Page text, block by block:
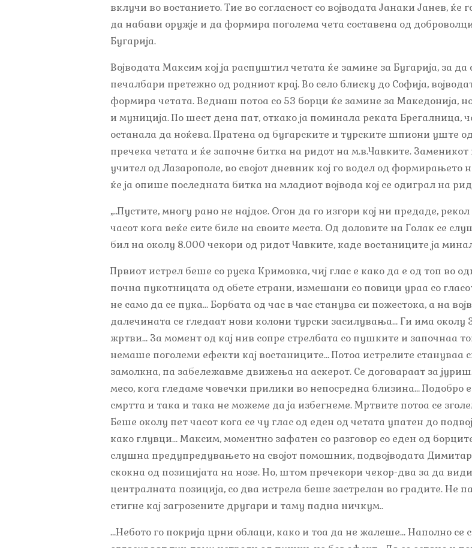
вклучи во востанието. Тие во согласност со војводата Јанаки Јанев,
да набави оружје и да формира поголема чета составена од
Бугарија.
Војводата Максим кој ја распуштил четата ќе замине за Бугарија, за
печалбари претежно од родниот крај. Во село блиску до Софија,
формира четата. Веднаш потоа со 53 борци ќе замине за Македонија,
и муниција. По шест дена пат, откако ја поминала реката Брегалница,
останала да ноќева. Пратена од бугарските и турските шпиони уште
пречека четата и ќе започне битка на ридот на м.в.Чавките.
учител од Лазарополе, во својот дневник кој го водел од формирањето
ќе ја опише последната битка на младиот војвода кој се одиграл на
„..Пустите, многу рано не најдое. Огон да го изгори кој ни предаде,
часот кога веќе сите биле на своите места. Од доловите на Голак се
бил на околу 8.000 чекори од ридот Чавките, каде востаниците ја
Првиот истрел беше со руска Кримовка, чиј глас е како да е од топ во
почна пукотницата од обете страни, измешани со повици ураа со
не само да се пука… Борбата од час в час станува си пожестока, а на
далечината се гледаат нови колони турски засилувања… Ги има
жртви… За момент од кај нив сопре стрелбата со пушките и започнаа
немаше поголеми ефекти кај востаниците… Потоа истрелите стануваа
замолкна, па забележавме движења на аскерот. Се договараат за
месо, кога гледаме човечки прилики во непосредна близина…
смртта и така и така не можеме да ја избегнеме. Мртвите потоа се
Беше околу пет часот кога се чу глас од еден од четата упатен до
како глувци… Максим, моментно зафатен со разговор со еден од
слушна предупредувањето на својот помошник, подвојводата
скокна од позицијата на нозе. Но, штом пречекори чекор-два за да
централната позиција, со два истрела беше застрелан во градите.
стигне кај загрозените другари и таму падна ничкум..
…Небото го покрија црни облаци, како и тоа да не жалеше… Наполно се